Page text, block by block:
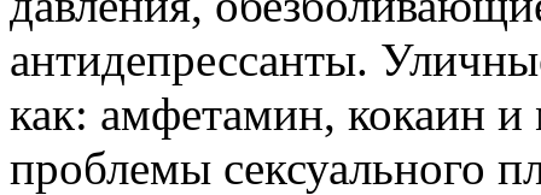
антидепрессанты.
как: амфетамин, кокаин
проблемы сексуального